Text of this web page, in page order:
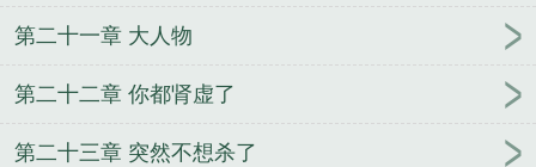
第二十一章 大人物
第二十二章 你都肾虚了
第二十三章 突然不想杀了